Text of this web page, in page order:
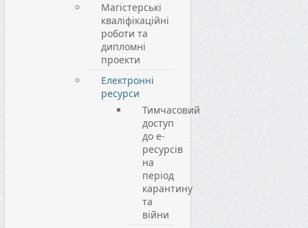
Магістерські
кваліфікаційні
роботи та
дипломні
проекти
Електронні
ресурси
Тимчасовий
доступ
до е-
ресурсів
на
період
карантину
та
війни